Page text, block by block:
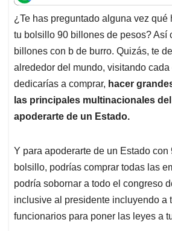
t
s
A
p
p
e
b
o
o
k
k
e
d
I
n
i
l
e
a
d
s
¿Te has preguntado alguna vez qué
tu bolsillo 90 billones de pesos? Así
billones con b de burro. Quizás, te
alrededor del mundo, visitando
dedicarías a comprar, hacer
las principales multinacionales
apoderarte de un Estado.
Y para apoderarte de un Estado con
bolsillo, podrías comprar todas las
podría sobornar a todo el congreso
inclusive al presidente incluyendo a
funcionarios para poner las leyes a